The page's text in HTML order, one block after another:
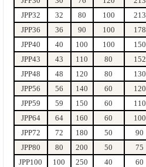
JPP32
32 80 100 213
JPP36
36 90 100 178
JPP40
40 100 100 150
JPP43
43 110 80 152
JPP48
48 120 80 130
JPP56
56 140 60 120
JPP59
59 150 60 110
JPP64
64 160 60 100
JPP72
72 180 50 90
JPP80
80 200 50 75
JPP100
100 250 40 60